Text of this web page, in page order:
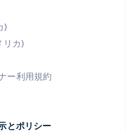
)
リカ)
ー利用規約
とポリシー
English